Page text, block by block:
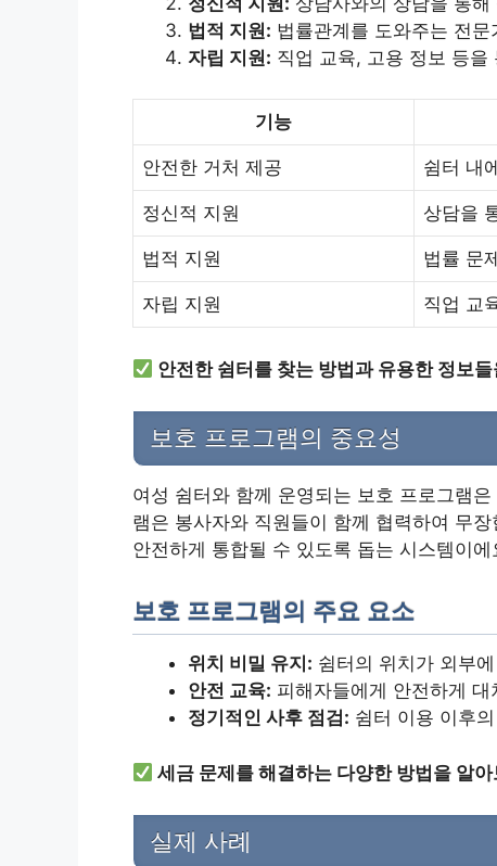
법적 지원: 법률관계를 도와주는 전
자립 지원: 직업 교육, 고용 정보 등
기능
안전한 거처 제공 쉼터 내
정신적 지원 상담을
법적 지원 법률 문
자립 지원 직업 교
안전한 쉼터를 찾는 방법과 유용한 정보
보호 프로그램의 중요성
여성 쉼터와 함께 운영되는 보호 프로그램
램은 봉사자와 직원들이 함께 협력하여 무
안전하게 통합될 수 있도록 돕는 시스템이에
보호 프로그램의 주요 요소
위치 비밀 유지: 쉼터의 위치가 외부
안전 교육: 피해자들에게 안전하게
정기적인 사후 점검: 쉼터 이용 이후
세금 문제를 해결하는 다양한 방법을 알
실제 사례